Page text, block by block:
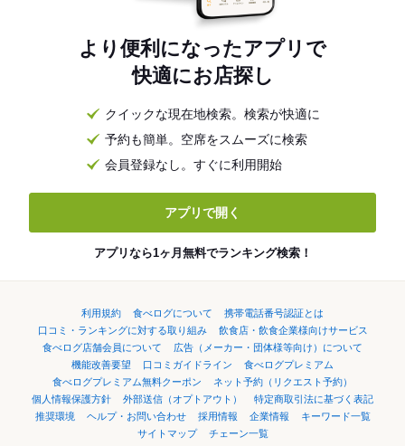
より便利になったアプリで
快適にお店探し
クイックな現在地検索。検索が快適に
予約も簡単。空席をスムーズに検索
会員登録なし。すぐに利用開始
アプリで開く
アプリなら1ヶ月無料でランキング検索！
利用規約 食べログについて
携帯電話番号認証とは
口コミ・ランキングに対する取り組み
飲食店・飲食企業様向けサービス
食べログ店舗会員について
広告（メーカー・団体様等向け）について
機能改善要望
口コミガイドライン
食べログプレミアム
食べログプレミアム無料クーポン
ネット予約（リクエスト予約）
個人情報保護方針
外部送信（オプトアウト）
特定商取引法に基づく表記
推奨環境
ヘルプ・お問い合わせ 採用情報 企業情報
キーワード一覧
サイトマップ
チェーン一覧